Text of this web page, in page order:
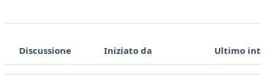
Stato
Discussione Iniziato da Ultimo